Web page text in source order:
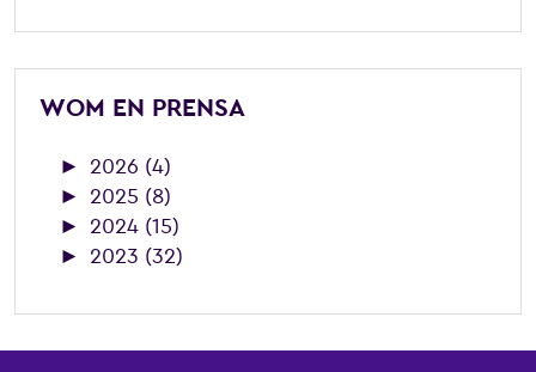
WOM EN PRENSA
► 2026 (4)
► 2025 (8)
► 2024 (15)
► 2023 (32)